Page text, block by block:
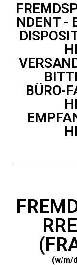
NDENT -
BÜRO-
(w/m/